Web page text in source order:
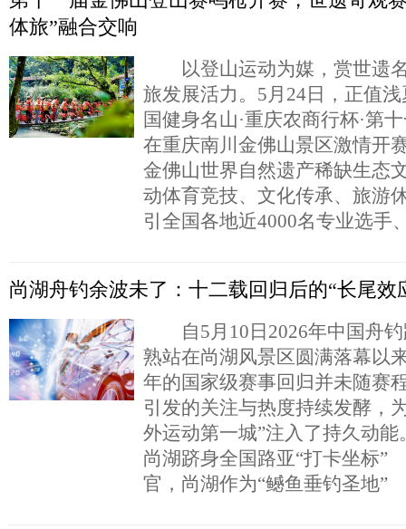
体旅”融合交响
以登山运动为媒，赏世遗
旅发展活力。5月24日，正值
国健身名山·重庆农商行杯·第
在重庆南川金佛山景区激情开
金佛山世界自然遗产稀缺生态
动体育竞技、文化传承、旅游
引全国各地近4000名专业选手
尚湖舟钓余波未了：十二载回归后的“长尾效
自5月10日2026年中国舟钓
熟站在尚湖风景区圆满落幕以
年的国家级赛事回归并未随赛
引发的关注与热度持续发酵，
外运动第一城”注入了持久
尚湖跻身全国路亚“打卡坐
官，尚湖作为“鳡鱼垂钓圣地”